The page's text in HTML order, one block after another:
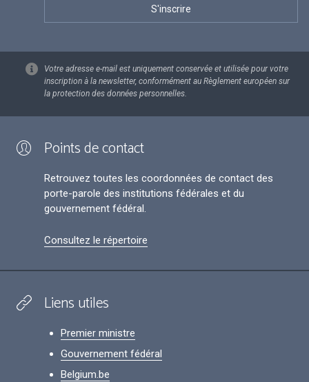
Votre adresse e-mail est uniquement conservée et utilisée pour votre
inscription à la newsletter, conformément au Règlement européen sur
la protection des données personnelles.
Points de contact
Retrouvez toutes les coordonnées de contact des
porte-parole des institutions fédérales et du
gouvernement fédéral.
Consultez le répertoire
Liens utiles
Premier ministre
Gouvernement fédéral
Belgium.be